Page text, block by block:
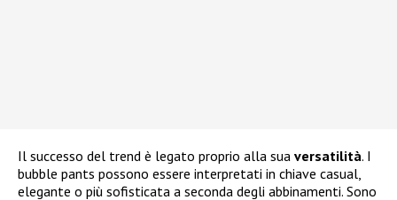
Il successo del trend è legato proprio alla sua versatilità. I
bubble pants possono essere interpretati in chiave casual,
elegante o più sofisticata a seconda degli abbinamenti. Sono